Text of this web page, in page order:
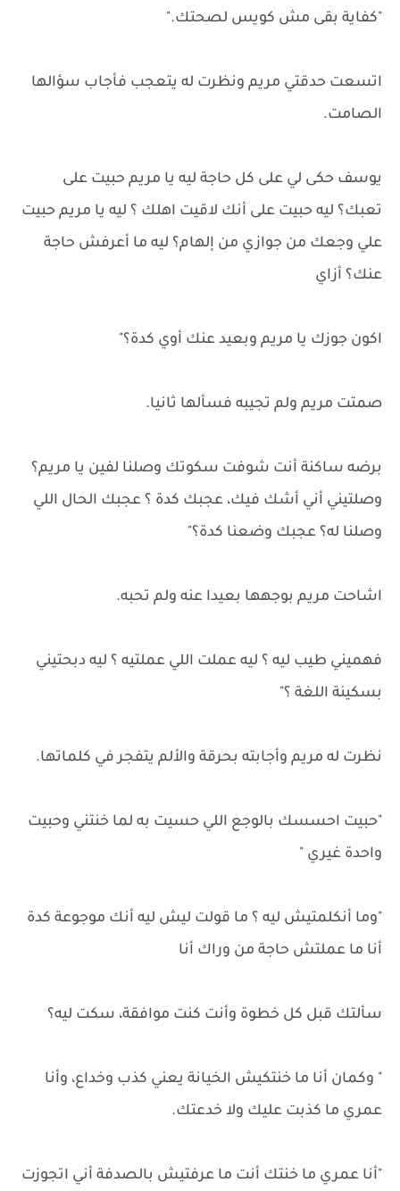
"كفاية بقى مش كويس لصحتك."
اتسعت حدقتي مريم ونظرت له يتعجب فأجاب سؤالها
الصامت.
يوسف حكى لي على كل حاجة ليه يا مريم حبيت على
تعبك؟ ليه حبيت على أنك لاقيت اهلك ؟ ليه يا مريم حبيت
علي وجعك من جوازي من إلهام؟ ليه ما أعرفش حاجة
عنك؟ أزاي
اكون جوزك يا مريم وبعيد عنك أوي كدة؟"
صمتت مريم ولم تجيبه فسألها ثانيا.
برضه ساكنة أنت شوفت سكوتك وصلنا لفين يا مريم؟
وصلتيني أني أشك فيك، عجبك كدة ؟ عجبك الحال اللي
وصلنا له؟ عجبك وضعنا كدة؟"
اشاحت مريم بوجهها بعيدا عنه ولم تحبه.
فهميني طيب ليه ؟ ليه عملت اللي عملتيه ؟ ليه دبحتيني
بسكينة اللغة ؟"
نظرت له مريم وأجابته بحرقة والألم يتفجر في كلماتها.
"حبيت احسسك بالوجع اللي حسيت به لما خنتني وحبيت
واحدة غيري "
"وما أنكلمتيش ليه ؟ ما قولت ليش ليه أنك موجوعة كدة
أنا ما عملتش حاجة من وراك أنا
سألتك قبل كل خطوة وأنت كنت موافقة، سكت ليه؟
" وكمان أنا ما خنتكيش الخيانة يعني كذب وخداع، وأنا
عمري ما كذبت عليك ولا خدعتك.
"أنا عمري ما خنتك أنت ما عرفتيش بالصدفة أني اتجوزت